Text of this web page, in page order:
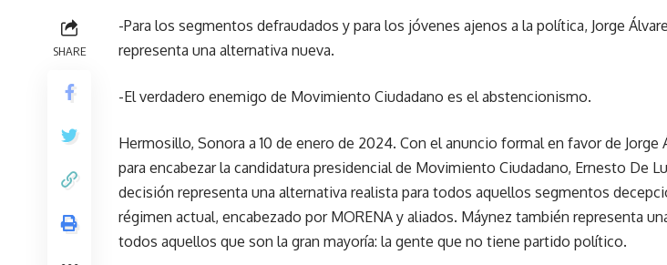
SHARE
-Para los segmentos defraudados y para los jóvenes ajenos a la política, Jorge
representa una alternativa nueva.
-El verdadero enemigo de Movimiento Ciudadano es el abstencionismo.
Hermosillo, Sonora a 10 de enero de 2024. Con el anuncio formal en favor de Jorge
para encabezar la candidatura presidencial de Movimiento Ciudadano, Ernesto De
decisión representa una alternativa realista para todos aquellos segmentos
régimen actual, encabezado por MORENA y aliados. Máynez también representa
todos aquellos que son la gran mayoría: la gente que no tiene partido político.